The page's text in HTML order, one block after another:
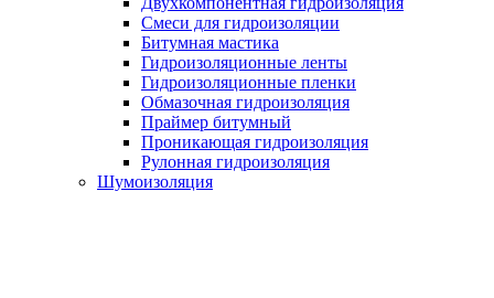
Смеси для гидроизоляции
Битумная мастика
Гидроизоляционные ленты
Гидроизоляционные пленки
Обмазочная гидроизоляция
Праймер битумный
Проникающая гидроизоляция
Рулонная гидроизоляция
Шумоизоляция